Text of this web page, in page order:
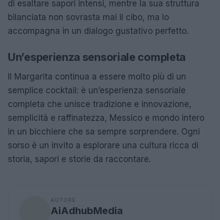
di esaltare sapori intensi, mentre la sua struttura
bilanciata non sovrasta mai il cibo, ma lo
accompagna in un dialogo gustativo perfetto.
Un’esperienza sensoriale completa
Il Margarita continua a essere molto più di un
semplice cocktail: è un’esperienza sensoriale
completa che unisce tradizione e innovazione,
semplicità e raffinatezza, Messico e mondo intero
in un bicchiere che sa sempre sorprendere. Ogni
sorso è un invito a esplorare una cultura ricca di
storia, sapori e storie da raccontare.
AUTORE
AiAdhubMedia